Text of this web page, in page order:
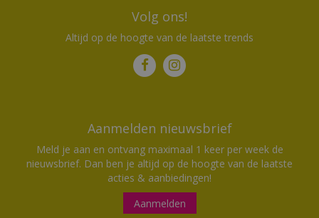
Volg ons!
Altijd op de hoogte van de laatste trends
Aanmelden nieuwsbrief
Meld je aan en ontvang maximaal 1 keer per week de
nieuwsbrief. Dan ben je altijd op de hoogte van de laatste
acties & aanbiedingen!
Aanmelden